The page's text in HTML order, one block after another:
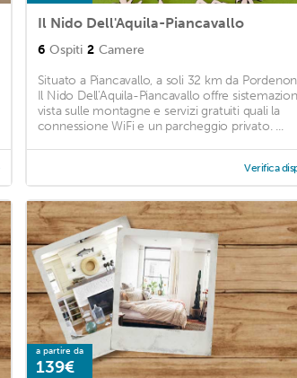
Il Nido Dell'Aquila-Piancavallo
6 Ospiti 2 Camere
Situato a Piancavallo, a soli 32 km da
Il Nido Dell'Aquila-Piancavallo offre
vista sulle montagne e servizi gratuiti quali la
connessione WiFi e un parcheggio privato. ...
Verifica
a partire da
139€